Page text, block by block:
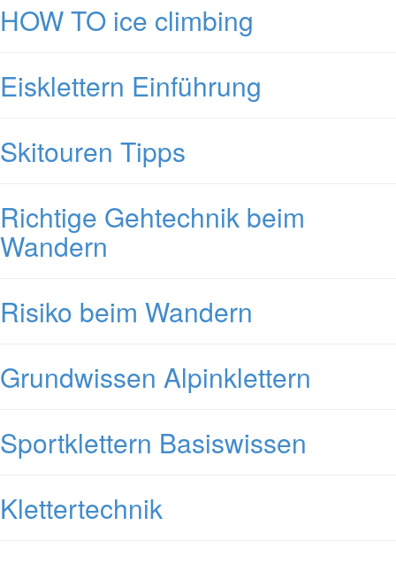
HOW TO ice climbing
Eisklettern Einführung
Skitouren Tipps
Richtige Gehtechnik beim
Wandern
Risiko beim Wandern
Grundwissen Alpinklettern
Sportklettern Basiswissen
Klettertechnik